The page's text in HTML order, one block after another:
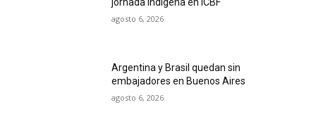
agosto 6, 2026
Argentina y Brasil quedan sin
embajadores en Buenos Aires
agosto 6, 2026